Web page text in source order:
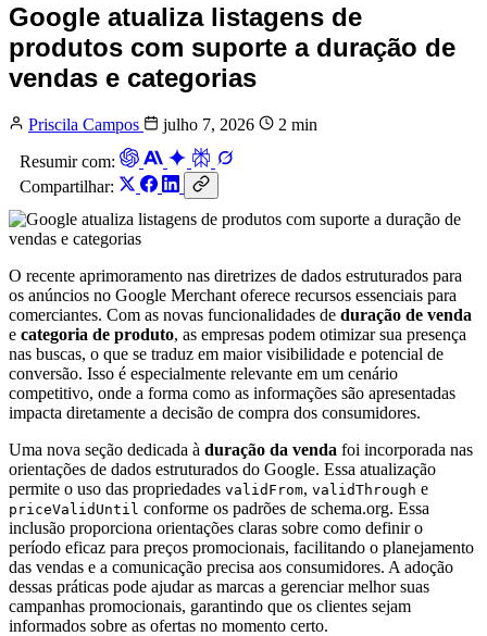
Google atualiza listagens de
produtos com suporte a duração de
vendas e categorias
Priscila Campos julho 7, 2026
2 min
Resumir com:
Compartilhar:
O recente aprimoramento nas diretrizes de dados estruturados para
os anúncios no Google Merchant oferece recursos essenciais para
comerciantes. Com as novas funcionalidades de duração de venda
e categoria de produto, as empresas podem otimizar sua presença
nas buscas, o que se traduz em maior visibilidade e potencial de
conversão. Isso é especialmente relevante em um cenário
competitivo, onde a forma como as informações são apresentadas
impacta diretamente a decisão de compra dos consumidores.
Uma nova seção dedicada à duração da venda foi incorporada nas
orientações de dados estruturados do Google. Essa atualização
permite o uso das propriedades validFrom, validThrough e
priceValidUntil conforme os padrões de schema.org. Essa
inclusão proporciona orientações claras sobre como definir o
período eficaz para preços promocionais, facilitando o planejamento
das vendas e a comunicação precisa aos consumidores. A adoção
dessas práticas pode ajudar as marcas a gerenciar melhor suas
campanhas promocionais, garantindo que os clientes sejam
informados sobre as ofertas no momento certo.